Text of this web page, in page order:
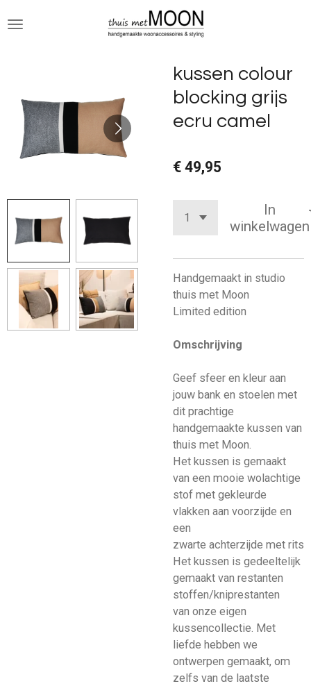
direct
kussen colour
blocking grijs
ecru camel
€ 49,95
In
winkelwagen
Handgemaakt in studio
thuis met Moon
Limited edition
Omschrijving
Geef sfeer en kleur aan
jouw bank en stoelen met
dit prachtige
handgemaakte kussen van
thuis met Moon.
Het kussen is gemaakt
van een mooie wolachtige
stof met gekleurde
vlakken aan voorzijde en
een
zwarte achterzijde met rits
Het kussen is gedeeltelijk
gemaakt van restanten
stoffen/kniprestanten
van onze eigen
kussencollectie. Met
liefde hebben we
ontwerpen gemaakt, om
zelfs van de laatste